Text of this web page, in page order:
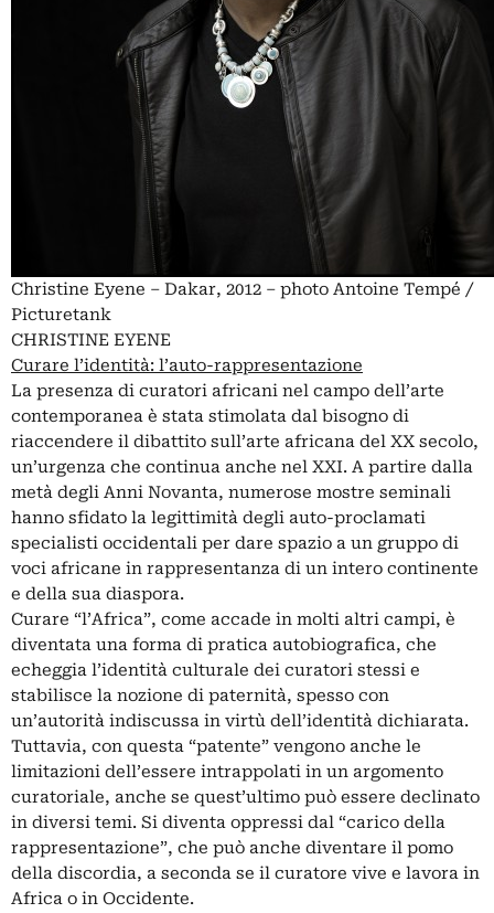
Christine Eyene – Dakar, 2012 – photo Antoine Tempé /
Picturetank
CHRISTINE EYENE
Curare l’identità: l’auto-rappresentazione
La presenza di curatori africani nel campo dell’arte
contemporanea è stata stimolata dal bisogno di
riaccendere il dibattito sull’arte africana del XX secolo,
un’urgenza che continua anche nel XXI. A partire dalla
metà degli Anni Novanta, numerose mostre seminali
hanno sfidato la legittimità degli auto-proclamati
specialisti occidentali per dare spazio a un gruppo di
voci africane in rappresentanza di un intero continente
e della sua diaspora.
Curare “l’Africa”, come accade in molti altri campi, è
diventata una forma di pratica autobiografica, che
echeggia l’identità culturale dei curatori stessi e
stabilisce la nozione di paternità, spesso con
un’autorità indiscussa in virtù dell’identità dichiarata.
Tuttavia, con questa “patente” vengono anche le
limitazioni dell’essere intrappolati in un argomento
curatoriale, anche se quest’ultimo può essere declinato
in diversi temi. Si diventa oppressi dal “carico della
rappresentazione”, che può anche diventare il pomo
della discordia, a seconda se il curatore vive e lavora in
Africa o in Occidente.